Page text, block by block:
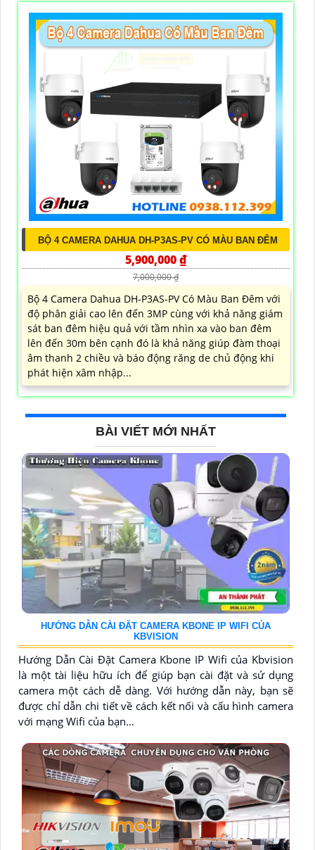
BỘ 4 CAMERA DAHUA DH-P3AS-PV CÓ MÀU BAN ĐÊM
5,900,000 ₫
7,000,000 ₫
Bộ 4 Camera Dahua DH-P3AS-PV Có Màu Ban Đêm với
độ phân giải cao lên đến 3MP cùng với khả năng giám
sát ban đêm hiệu quả với tầm nhìn xa vào ban đêm
lên đến 30m bên cạnh đó là khả năng giúp đàm thoại
âm thanh 2 chiều và báo động răng de chủ động khi
phát hiện xâm nhập...
BÀI VIẾT MỚI NHẤT
HƯỚNG DẪN CÀI ĐẶT CAMERA KBONE IP WIFI CỦA
KBVISION
Hướng Dẫn Cài Đặt Camera Kbone IP Wifi của Kbvision
là một tài liệu hữu ích để giúp bạn cài đặt và sử dụng
camera một cách dễ dàng. Với hướng dẫn này, bạn sẽ
được chỉ dẫn chi tiết về cách kết nối và cấu hình camera
với mạng Wifi của bạn...